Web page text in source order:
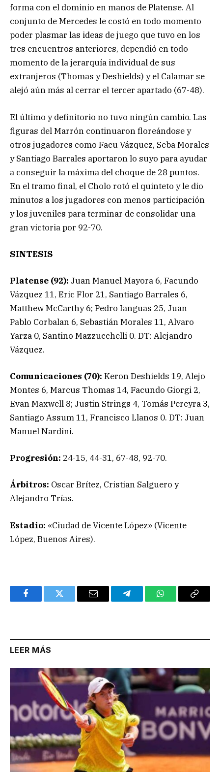
forma con el dominio en manos de Platense. Al
conjunto de Mercedes le costó en todo momento
poder plasmar las ideas de juego que tuvo en los
tres encuentros anteriores, dependió en todo
momento de la jerarquía individual de sus
extranjeros (Thomas y Deshields) y el Calamar se
alejó aún más al cerrar el tercer apartado (67-48).
El último y definitorio no tuvo ningún cambio. Las
figuras del Marrón continuaron floreándose y
otros jugadores como Facu Vázquez, Seba Morales
y Santiago Barrales aportaron lo suyo para ayudar
a conseguir la máxima del choque de 28 puntos.
En el tramo final, el Cholo rotó el quinteto y le dio
minutos a los jugadores con menos participación
y los juveniles para terminar de consolidar una
gran victoria por 92-70.
SINTESIS
Platense (92): Juan Manuel Mayora 6, Facundo
Vázquez 11, Eric Flor 21, Santiago Barrales 6,
Matthew McCarthy 6; Pedro Ianguas 25, Juan
Pablo Corbalan 6, Sebastián Morales 11, Alvaro
Yarza 0, Santino Mazzucchelli 0. DT: Alejandro
Vázquez.
Comunicaciones (70): Keron Deshields 19, Alejo
Montes 6, Marcus Thomas 14, Facundo Giorgi 2,
Evan Maxwell 8; Justin Strings 4, Tomás Pereyra 3,
Santiago Assum 11, Francisco Llanos 0. DT: Juan
Manuel Nardini.
Progresión: 24-15, 44-31, 67-48, 92-70.
Árbitros: Oscar Brítez, Cristian Salguero y
Alejandro Trías.
Estadio: «Ciudad de Vicente López» (Vicente
López, Buenos Aires).
FacebookTwitter Email TelegramWhatsAppCopy
LEER MÁS